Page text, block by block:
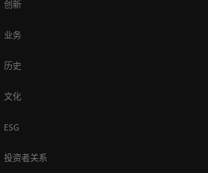
创新
业务
历史
文化
ESG
投资者关系